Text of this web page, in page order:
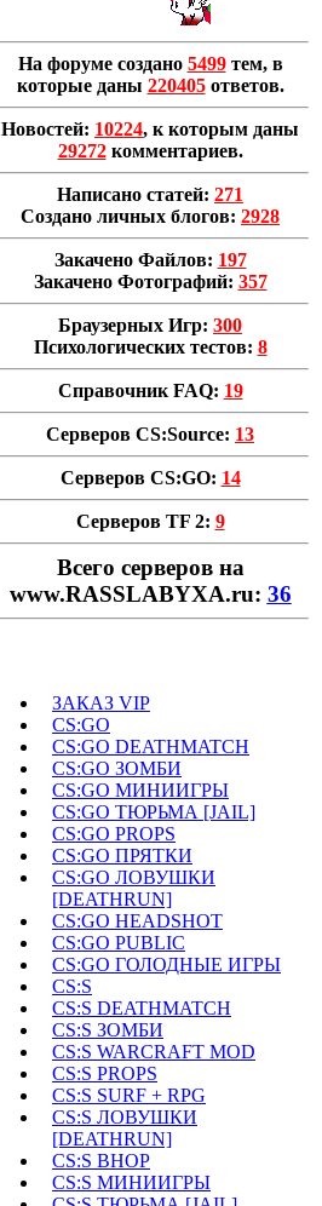
На форуме создано 5499тем, в
которые даны 220405ответов.
Новостей: 10224, к которым даны
29272комментариев.
Написано статей: 271
Создано личных блогов: 2928
Закачено Файлов: 197
Закачено Фотографий: 357
Браузерных Игр: 300
Психологических тестов: 8
Справочник FAQ: 19
Серверов CS:Source: 13
Серверов CS:GO: 14
Серверов TF 2: 9
Всего cерверов на
www.RASSLABYXA.ru: 36
ЗАКАЗ VIP
CS:GO
CS:GO DEATHMATCH
CS:GO ЗОМБИ
CS:GO МИНИИГРЫ
CS:GO ТЮРЬМА [JAIL]
CS:GO PROPS
CS:GO ПРЯТКИ
CS:GO ЛОВУШКИ
[DEATHRUN]
CS:GO HEADSHOT
CS:GO PUBLIC
CS:GO ГОЛОДНЫЕ ИГРЫ
CS:S
CS:S DEATHMATCH
CS:S ЗОМБИ
CS:S WARCRAFT MOD
CS:S PROPS
CS:S SURF + RPG
CS:S ЛОВУШКИ
[DEATHRUN]
CS:S BHOP
CS:S МИНИИГРЫ